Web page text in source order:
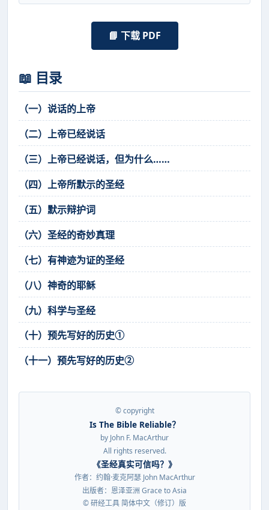
📘 下载 PDF
📖 目录
（一）说话的上帝
（二）上帝已经说话
（三）上帝已经说话，但为什么……
（四）上帝所默示的圣经
（五）默示辩护词
（六）圣经的奇妙真理
（七）有神迹为证的圣经
（八）神奇的耶稣
（九）科学与圣经
（十）预先写好的历史①
（十一）预先写好的历史②
© copyright
Is The Bible Reliable？
by John F. MacArthur
All rights reserved.
《圣经真实可信吗？》
作者：约翰·麦克阿瑟 John MacArthur
出版者：恩泽亚洲 Grace to Asia
© 研经工具 简体中文（修订）版